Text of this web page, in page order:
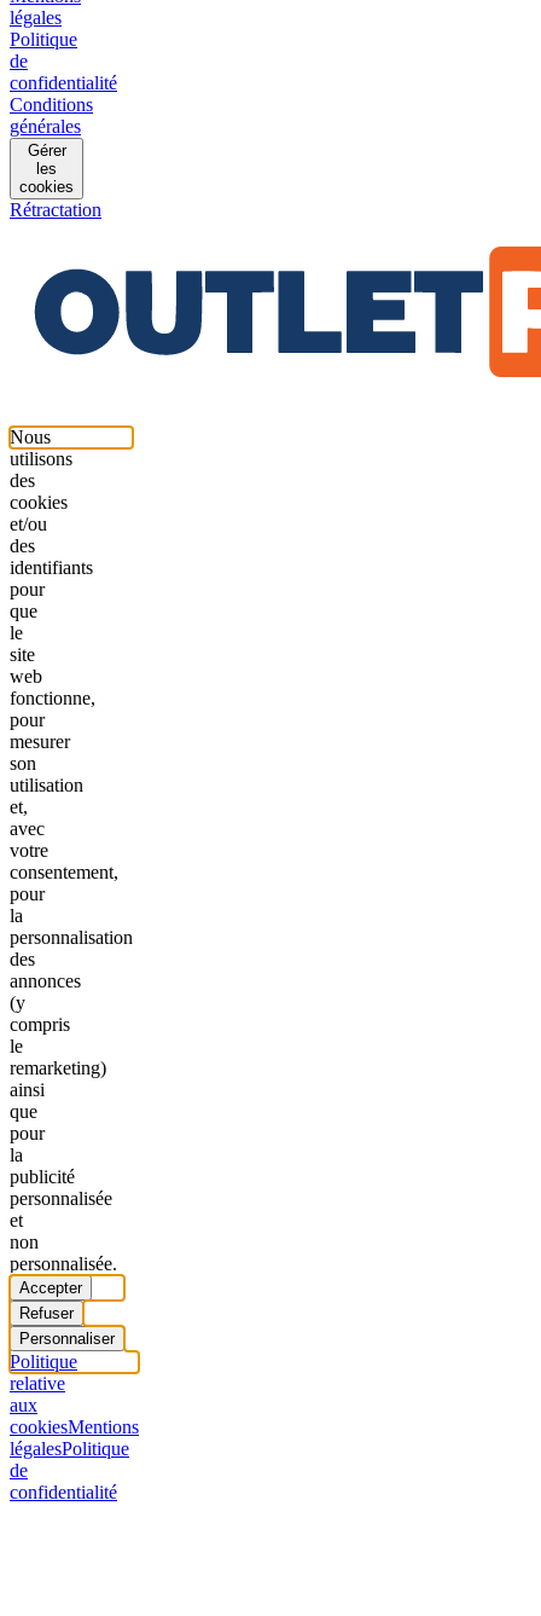
légales
Politique
de
confidentialité
Conditions
générales
Gérer
les
cookies
Rétractation
Nous
utilisons
des
cookies
et/ou
des
identifiants
pour
que
le
site
web
fonctionne,
pour
mesurer
son
utilisation
et,
avec
votre
consentement,
pour
la
personnalisation
des
annonces
(y
compris
le
remarketing)
ainsi
que
pour
la
publicité
personnalisée
et
non
personnalisée.
Accepter
Refuser
Personnaliser
Politique
relative
aux
cookiesMentions
légalesPolitique
de
confidentialité